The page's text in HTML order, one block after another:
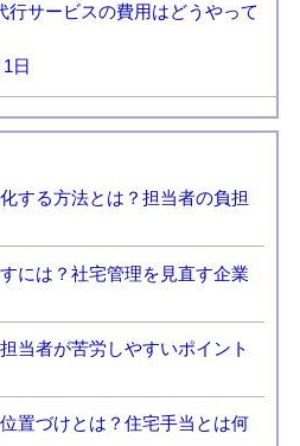
行サービスの費用はどうやって
日
する方法とは？担当者の負担
には？社宅管理を見直す企業
当者が苦労しやすいポイント
置づけとは？住宅手当とは何